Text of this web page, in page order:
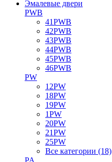
Эмалевые двери
PWB
41PWB
42PWB
43PWB
44PWB
45PWB
46PWB
PW
12PW
18PW
19PW
1PW
20PW
21PW
25PW
Все категории (18)
PA